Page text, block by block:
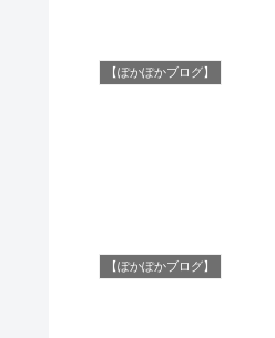
【ぽかぽかブログ】
【ぽかぽかブログ】